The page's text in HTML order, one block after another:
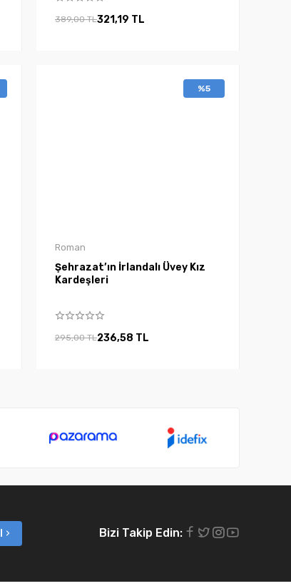
389,00 TL321,19 TL
%5
Roman
Şehrazat’ın İrlandalı Üvey Kız
Kardeşleri
295,00 TL236,58 TL
Bizi Takip Edin: